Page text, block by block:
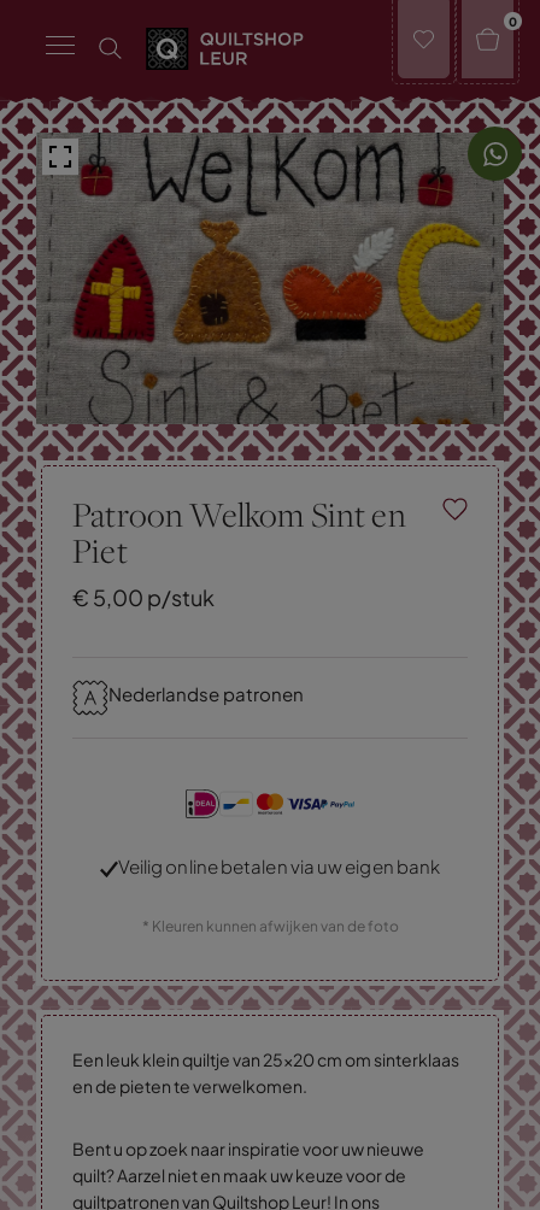
0
Patroon Welkom Sint en
Piet
€ 5,00 p/stuk
Nederlandse patronen
Veilig online betalen via uw eigen bank
* Kleuren kunnen afwijken van de foto
Een leuk klein quiltje van 25x20 cm om sinterklaas
en de pieten te verwelkomen.
Bent u op zoek naar inspiratie voor uw nieuwe
quilt? Aarzel niet en maak uw keuze voor de
quiltpatronen van Quiltshop Leur! In ons